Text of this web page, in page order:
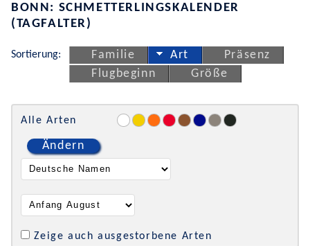
BONN: SCHMETTERLINGSKALENDER
(TAGFALTER)
Sortierung: Familie Art
Präsenz
Flugbeginn
Größe
Alle Arten
Ändern
Zeige auch ausgestorbene Arten